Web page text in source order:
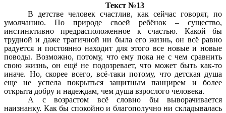
Текст №13
В детстве человек счастлив, как сейчас говорят, по
умолчанию. По природе своей ребёнок – существо,
инстинктивно предрасположенное к счастью. Какой бы
трудной и даже трагичной ни была его жизнь, он всё равно
радуется и постоянно находит для этого все новые и новые
поводы. Возможно, потому, что ему пока не с чем сравнить
свою жизнь, он ещё не подозревает, что может быть как-то
иначе. Но, скорее всего, всё-таки потому, что детская душа
еще не успела покрыться защитным панцирем и более
открыта добру и надеждам, чем душа взрослого человека.
А с возрастом всё словно бы выворачивается
наизнанку. Как бы спокойно и благополучно ни складывалась